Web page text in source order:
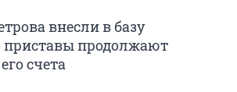
внесли в базу
приставы продолжают
счета